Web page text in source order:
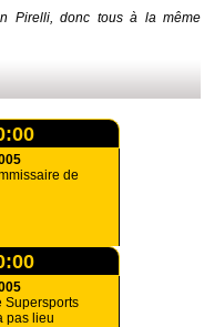
Pirelli, donc tous à la même
de
Supersports
pas lieu